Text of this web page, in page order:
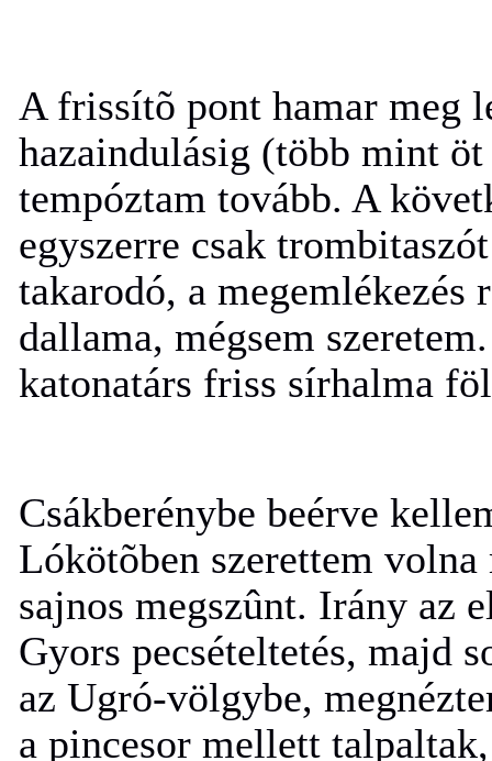
A frissítõ pont hamar meg
hazaindulásig (több mint
tempóztam tovább. A
egyszerre csak
takarodó, a megemlékezés
dallama, mégsem
katonatárs friss sírhalma
Csákberénybe beérve
Lókötõben szerettem
sajnos megszûnt. Irány az
Gyors pecsételtetés, majd
az Ugró-völgybe,
a pincesor mellett